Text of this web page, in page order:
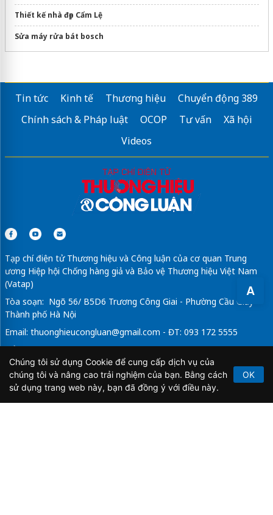
A
Thiết kế nhà đẹp Cẩm Lệ
Sửa máy rửa bát bosch
Tin tức Kinh tế Thương hiệu
Chuyển động 389
Chính sách & Pháp luật
OCOP Tư vấn
Xã hội
Videos
Tạp chí điện tử Thương hiệu và Công luận của cơ quan Trung
ương Hiệp hội Chống hàng giả và Bảo vệ Thương hiệu Việt Nam
(Vatap)
Tòa soạn: Ngõ 56/ B5D6 Trương Công Giai - Phường Cầu Giấy -
Thành phố Hà Nội
Email: thuonghieucongluan@gmail.com - ĐT: 093 172 5555
Tổng Biên Tập: Vũ Đức Thuận
Giấy phép hoạt động báo chí điện tử số 64/GP-BTTTT do Bộ
Thông tin và Truyền thông cấp ngày 21/2/2020.
Chúng tôi sử dụng Cookie để cung cấp dịch vụ của
chúng tôi và nâng cao trải nghiệm của bạn. Bằng cách
sử dụng trang web này, bạn đã đồng ý với điều này.
OK